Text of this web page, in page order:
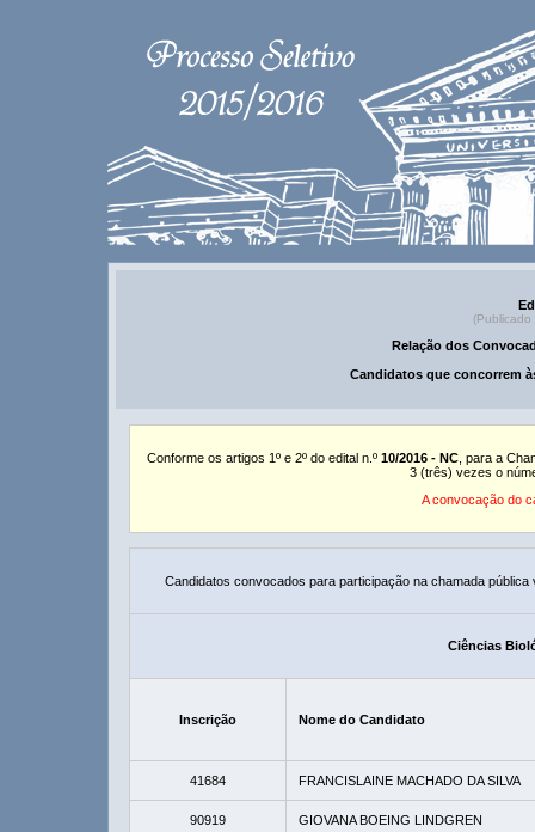
(Publicado
Relação dos
Candidatos que concorrem
Conforme os artigos 1º e 2º do edital n.º 10/2016 - NC , para a
3 (três) vezes o
A convocação do
Candidatos convocados para participação na chamada
Ciências
Inscrição Nome do Candidato
41684 FRANCISLAINE MACHADO DA SILVA
90919 GIOVANA BOEING LINDGREN